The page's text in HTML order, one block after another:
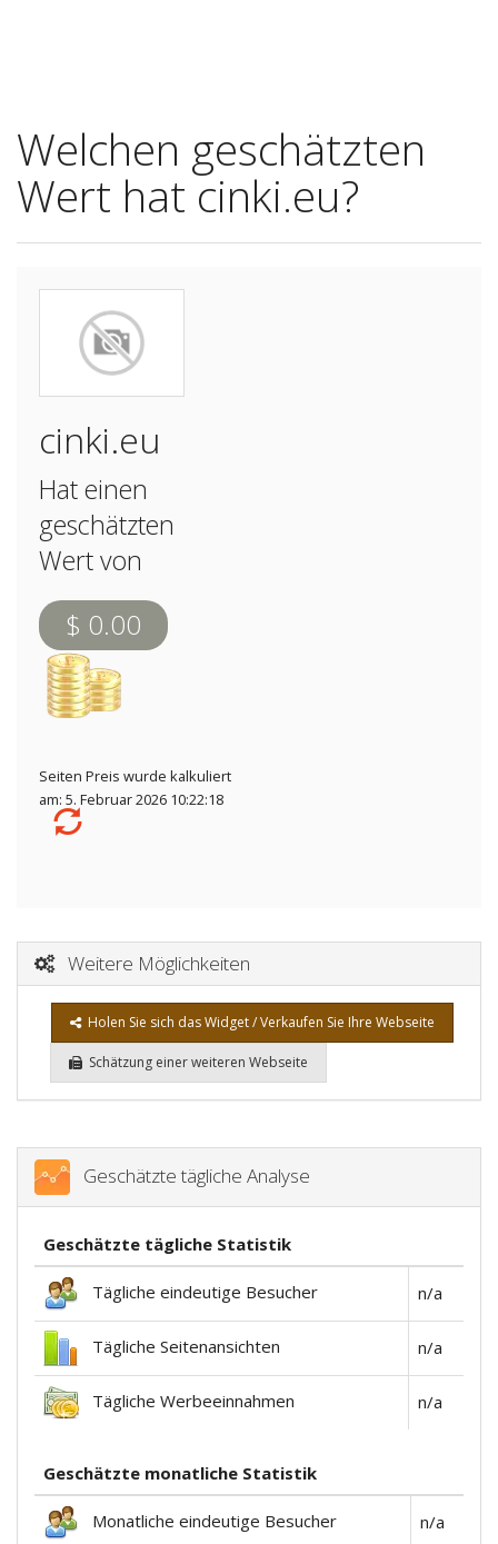
Welchen geschätzten
Wert hat cinki.eu?
cinki.eu
Hat einen
geschätzten
Wert von
$ 0.00
Seiten Preis wurde kalkuliert
am: 5. Februar 2026 10:22:18
Weitere Möglichkeiten
Holen Sie sich das Widget / Verkaufen Sie Ihre Webseite
Schätzung einer weiteren Webseite
Geschätzte tägliche Analyse
Geschätzte tägliche Statistik
Tägliche eindeutige Besucher n/a
Tägliche Seitenansichten n/a
Tägliche Werbeeinnahmen n/a
Geschätzte monatliche Statistik
Monatliche eindeutige Besucher n/a